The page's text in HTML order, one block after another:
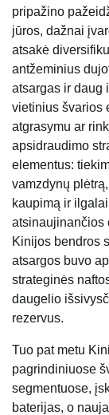
pripažino
jūros, dažnai
atsakė
antžeminius
atsargas ir daug
vietinius švarios
atgrasymu ar
apsidraudimo
elementus:
vamzdynų
kaupimą ir
atsinaujinančios
Kinijos bendros
atsargos buvo
strateginės
daugelio
rezervus.
Tuo pat metu
pagrindiniuose
segmentuose,
baterijas, o